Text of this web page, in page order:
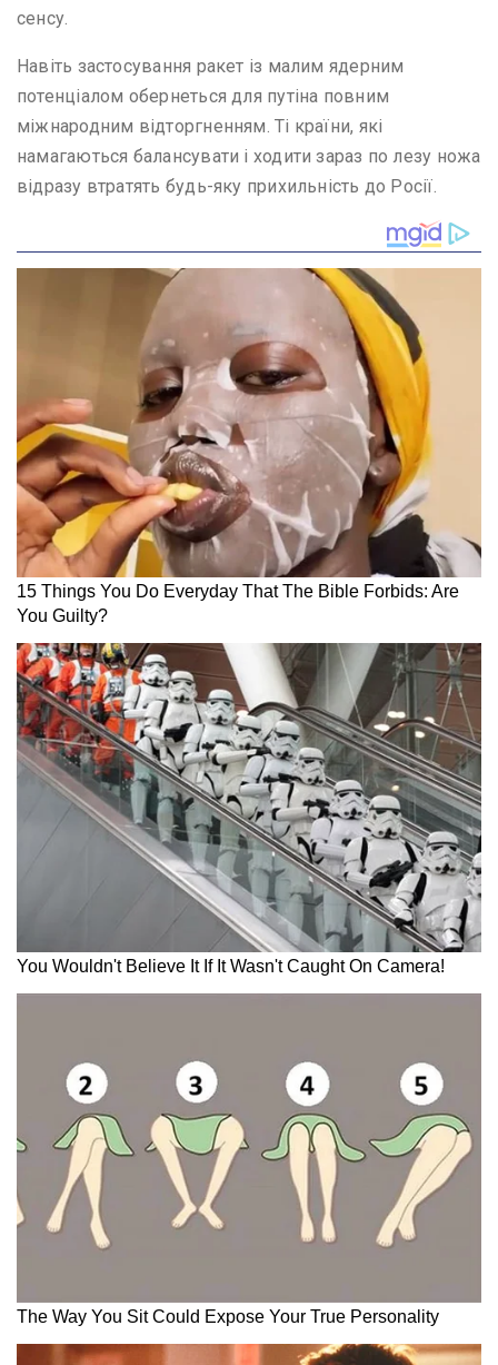
сенсу.
Навіть застосування ракет із малим ядерним
потенціалом обернеться для путіна повним
міжнародним відторгненням. Ті країни, які
намагаються балансувати і ходити зараз по лезу ножа
відразу втратять будь-яку прихильність до Росії.